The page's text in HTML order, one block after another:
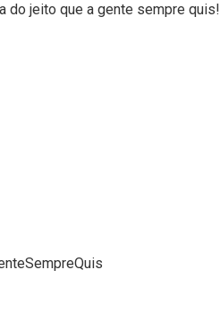
do jeito que a gente sempre quis!